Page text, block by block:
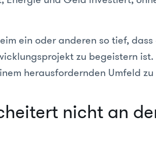
ein oder anderen so tief,
zu begeistern
herausfordernden Umfeld
nicht an